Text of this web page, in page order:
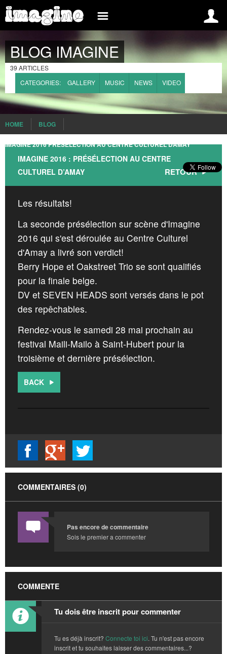
BELGIUM
INTERNATIONAL
BRAZIL
FRANCE
CROATIA
NORWAY
INFO
IMAGINE, C’EST QUOI?
LE RÉGLEMENT
PRESS
EVÉNEMENTS
GROUPES
INSCREVA-SE AGORA
INSCRIPTION
CONNEXION
BLOG IMAGINE
39 ARTICLES
CATEGORIES:
GALLERY MUSIC NEWS VIDEO
HOME BLOG
IMAGINE 2016 PRESELECTION AU CENTRE CULTUREL DAMAY
IMAGINE 2016 : PRÉSÉLECTION AU CENTRE
CULTUREL D’AMAY
RETOUR
Les résultats!
La seconde présélection sur scène d'Imagine
2016 qui s'est déroulée au Centre Culturel
d'Amay a livré son verdict!
Berry Hope et Oakstreet Trio se sont qualifiés
pour la finale belge.
DV et SEVEN HEADS sont versés dans le pot
des repêchables.
Rendez-vous le samedi 28 mai prochain au
festival Maili-Mailo à Saint-Hubert pour la
troisième et dernière présélection.
BACK
COMMENTAIRES (0)
Pas encore de commentaire
Sois le premier a commenter
COMMENTE
Tu dois être inscrit pour commenter
Tu es déjà inscrit? Connecte toi ici. Tu n'est pas encore
inscrit et tu souhaites laisser des commentaires...?